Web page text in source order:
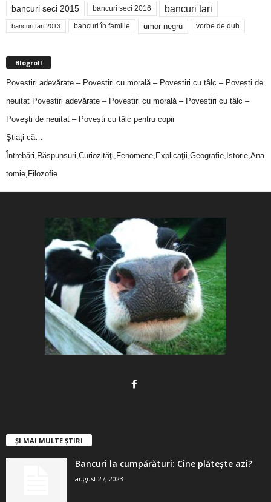
bancuri seci 2015 bancuri seci 2016 bancuri tari
bancuri tari 2013 bancuri în familie umor negru vorbe de duh
Blogroll
Povestiri adevărate – Povestiri cu morală – Povestiri cu tâlc – Povești de
neuitat Povestiri adevărate – Povestiri cu morală – Povestiri cu tâlc –
Povești de neuitat – Povești cu tâlc pentru copii
Ştiaţi că…
Întrebări,Răspunsuri,Curiozităţi,Fenomene,Explicaţii,Geografie,Istorie,Ana
tomie,Filozofie
ȘI MAI MULTE ȘTIRI
Bancuri la cumpărături: Cine plătește azi?
august 27, 2023